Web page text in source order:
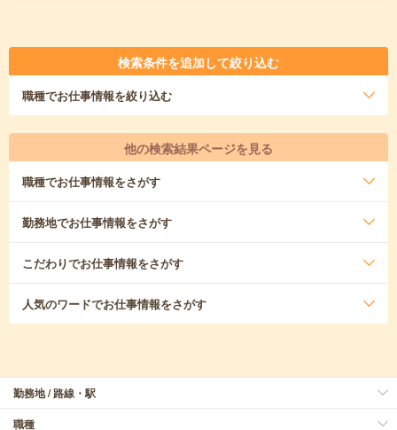
検索条件を追加して絞り込む
職種でお仕事情報を絞り込む
他の検索結果ページを見る
職種でお仕事情報をさがす
勤務地でお仕事情報をさがす
こだわりでお仕事情報をさがす
人気のワードでお仕事情報をさがす
勤務地 / 路線・駅
職種